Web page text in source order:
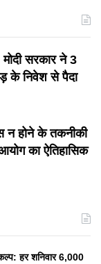
सरकार ने 3
के निवेश से पैदा
न होने के तकनीकी
का ऐतिहासिक
हर शनिवार 6,000